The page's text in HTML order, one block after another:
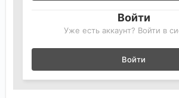
Войти
Уже есть аккаунт? Войти в
Войти